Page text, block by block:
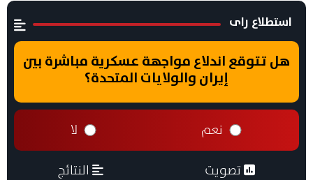
استطلاع راى
هل تتوقع اندلاع مواجهة عسكرية مباشرة بين
إيران والولايات المتحدة؟
نعم لا
تصويت النتائج